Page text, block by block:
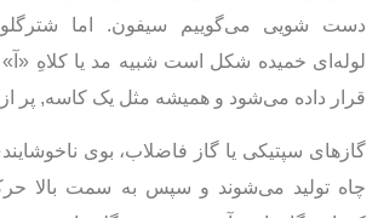
دست شویی می‌گوییم سيفون. اما
لوله‌ای خميده شکل است شبيه مد يا کلاهِ
قرار داده می‌شود و هميشه مثل يک کاسه, پر
گازهای سپتیکی یا گاز فاضلاب، بوی
چاه تولید می‌شوند و سپس به سمت بالا